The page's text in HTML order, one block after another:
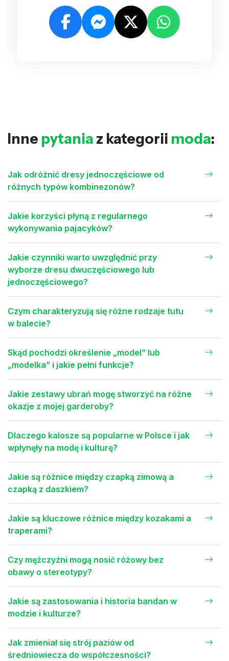
Inne pytania z kategorii moda:
Jak odróżnić dresy jednoczęściowe od
różnych typów kombinezonów?
Jakie korzyści płyną z regularnego
wykonywania pajacyków?
Jakie czynniki warto uwzględnić przy
wyborze dresu dwuczęściowego lub
jednoczęściowego?
Czym charakteryzują się różne rodzaje tutu
w balecie?
Skąd pochodzi określenie „model” lub
„modelka” i jakie pełni funkcje?
Jakie zestawy ubrań mogę stworzyć na różne
okazje z mojej garderoby?
Dlaczego kalosze są popularne w Polsce i jak
wpłynęły na modę i kulturę?
Jakie są różnice między czapką zimową a
czapką z daszkiem?
Jakie są kluczowe różnice między kozakami a
traperami?
Czy mężczyźni mogą nosić różowy bez
obawy o stereotypy?
Jakie są zastosowania i historia bandan w
modzie i kulturze?
Jak zmieniał się strój paziów od
średniowiecza do współczesności?